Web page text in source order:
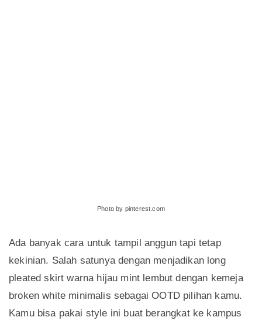
Photo by pinterest.com
Ada banyak cara untuk tampil anggun tapi tetap
kekinian. Salah satunya dengan menjadikan long
pleated skirt warna hijau mint lembut dengan kemeja
broken white minimalis sebagai OOTD pilihan kamu.
Kamu bisa pakai style ini buat berangkat ke kampus